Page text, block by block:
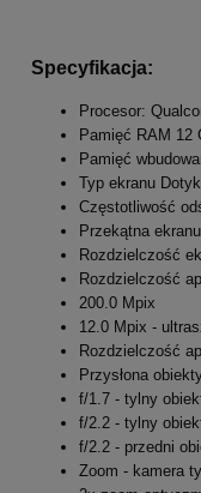
Specyfikacja:
Procesor:
Pamięć RAM 12
Pamięć
Typ ekranu
Częstotliwość
Przekątna
Rozdzielczość
Rozdzielczość
200.0 Mpix
12.0 Mpix -
Rozdzielczość
Przysłona
f/1.7 - tylny
f/2.2 - tylny
f/2.2 - przedni
Zoom - kamera